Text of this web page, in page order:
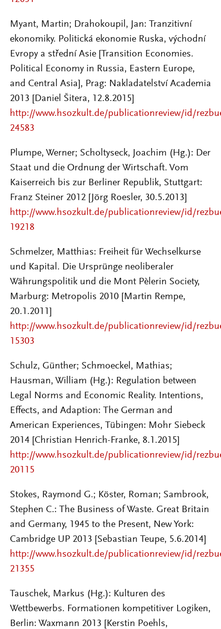
Myant, Martin; Drahokoupil, Jan: Tranzitivní
ekonomiky. Politická ekonomie Ruska, východní
Evropy a střední Asie [Transition Economies.
Political Economy in Russia, Eastern Europe,
and Central Asia], Prag: Nakladatelství Academia
2013 [Daniel Šitera, 12.8.2015]
http://www.hsozkult.de/publicationreview/id/
24583
Plumpe, Werner; Scholtyseck, Joachim (Hg.): Der
Staat und die Ordnung der Wirtschaft. Vom
Kaiserreich bis zur Berliner Republik, Stuttgart:
Franz Steiner 2012 [Jörg Roesler, 30.5.2013]
http://www.hsozkult.de/publicationreview/id/
19218
Schmelzer, Matthias: Freiheit für Wechselkurse
und Kapital. Die Ursprünge neoliberaler
Währungspolitik und die Mont Pèlerin Society,
Marburg: Metropolis 2010 [Martin Rempe,
20.1.2011]
http://www.hsozkult.de/publicationreview/id/
15303
Schulz, Günther; Schmoeckel, Mathias;
Hausman, William (Hg.): Regulation between
Legal Norms and Economic Reality. Intentions,
Effects, and Adaption: The German and
American Experiences, Tübingen: Mohr Siebeck
2014 [Christian Henrich-Franke, 8.1.2015]
http://www.hsozkult.de/publicationreview/id/
20115
Stokes, Raymond G.; Köster, Roman; Sambrook,
Stephen C.: The Business of Waste. Great Britain
and Germany, 1945 to the Present, New York:
Cambridge UP 2013 [Sebastian Teupe, 5.6.2014]
http://www.hsozkult.de/publicationreview/id/
21355
Tauschek, Markus (Hg.): Kulturen des
Wettbewerbs. Formationen kompetitiver Logiken,
Berlin: Waxmann 2013 [Kerstin Poehls,